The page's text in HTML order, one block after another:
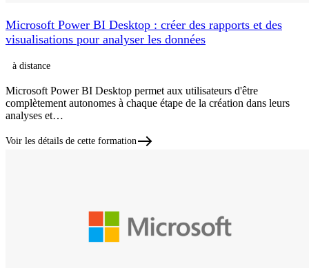
Microsoft Power BI Desktop : créer des rapports et des
visualisations pour analyser les données
à distance
Microsoft Power BI Desktop permet aux utilisateurs d'être
complètement autonomes à chaque étape de la création dans leurs
analyses et…
Voir les détails de cette formation